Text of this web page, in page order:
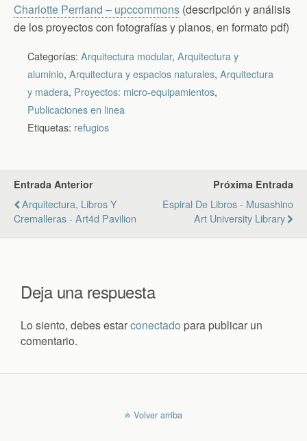
Charlotte Perriand – upccommons (descripción y análisis
de los proyectos con fotografías y planos, en formato pdf)
Categorías: Arquitectura modular, Arquitectura y
aluminio, Arquitectura y espacios naturales, Arquitectura
y madera, Proyectos: micro-equipamientos,
Publicaciones en linea
Etiquetas: refugios
Entrada Anterior
Arquitectura, Libros Y
Cremalleras - Art4d Pavilion
Próxima Entrada
Espiral De Libros - Musashino
Art University Library
Deja una respuesta
Lo siento, debes estarconectado para publicar un
comentario.
Volver arriba